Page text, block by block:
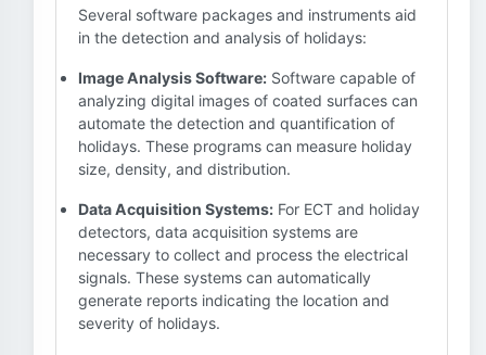
Several software packages and instruments aid
in the detection and analysis of holidays:
Image Analysis Software: Software capable of
analyzing digital images of coated surfaces can
automate the detection and quantification of
holidays. These programs can measure holiday
size, density, and distribution.
Data Acquisition Systems: For ECT and holiday
detectors, data acquisition systems are
necessary to collect and process the electrical
signals. These systems can automatically
generate reports indicating the location and
severity of holidays.